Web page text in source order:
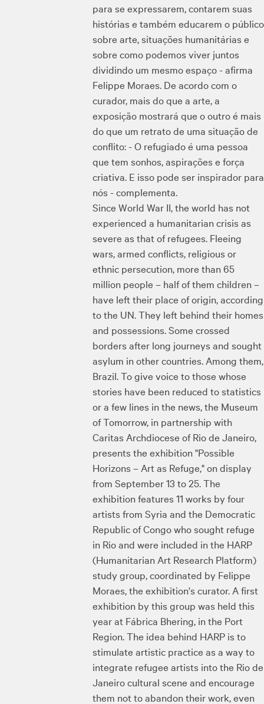
para se expressarem, contarem suas
histórias e também educarem o público
sobre arte, situações humanitárias e
sobre como podemos viver juntos
dividindo um mesmo espaço - afirma
Felippe Moraes. De acordo com o
curador, mais do que a arte, a
exposição mostrará que o outro é mais
do que um retrato de uma situação de
conflito: - O refugiado é uma pessoa
que tem sonhos, aspirações e força
criativa. E isso pode ser inspirador para
nós - complementa.
Since World War II, the world has not
experienced a humanitarian crisis as
severe as that of refugees. Fleeing
wars, armed conflicts, religious or
ethnic persecution, more than 65
million people – half of them children –
have left their place of origin, according
to the UN. They left behind their homes
and possessions. Some crossed
borders after long journeys and sought
asylum in other countries. Among them,
Brazil. To give voice to those whose
stories have been reduced to statistics
or a few lines in the news, the Museum
of Tomorrow, in partnership with
Caritas Archdiocese of Rio de Janeiro,
presents the exhibition "Possible
Horizons – Art as Refuge," on display
from September 13 to 25. The
exhibition features 11 works by four
artists from Syria and the Democratic
Republic of Congo who sought refuge
in Rio and were included in the HARP
(Humanitarian Art Research Platform)
study group, coordinated by Felippe
Moraes, the exhibition's curator. A first
exhibition by this group was held this
year at Fábrica Bhering, in the Port
Region. The idea behind HARP is to
stimulate artistic practice as a way to
integrate refugee artists into the Rio de
Janeiro cultural scene and encourage
them not to abandon their work, even